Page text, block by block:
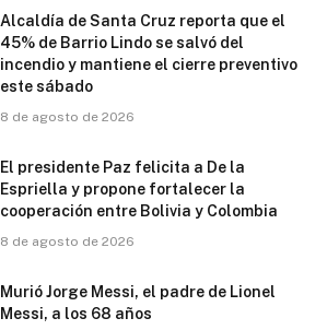
Alcaldía de Santa Cruz reporta que el
45% de Barrio Lindo se salvó del
incendio y mantiene el cierre preventivo
este sábado
8 de agosto de 2026
El presidente Paz felicita a De la
Espriella y propone fortalecer la
cooperación entre Bolivia y Colombia
8 de agosto de 2026
Murió Jorge Messi, el padre de Lionel
Messi, a los 68 años